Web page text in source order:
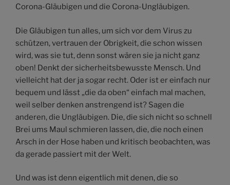
Corona-Gläubigen und die Corona-Ungläubigen.
Die Gläubigen tun alles, um sich vor dem Virus zu
schützen, vertrauen der Obrigkeit, die schon wissen
wird, was sie tut, denn sonst wären sie ja nicht ganz
oben! Denkt der sicherheitsbewusste Mensch. Und
vielleicht hat der ja sogar recht. Oder ist er einfach nur
bequem und lässt „die da oben“ einfach mal machen,
weil selber denken anstrengend ist? Sagen die
anderen, die Ungläubigen. Die, die sich nicht so schnell
Brei ums Maul schmieren lassen, die, die noch einen
Arsch in der Hose haben und kritisch beobachten, was
da gerade passiert mit der Welt.
Und was ist denn eigentlich mit denen, die so